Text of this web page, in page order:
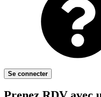
Se connecter